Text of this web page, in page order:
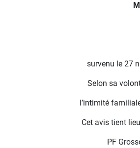
survenu le 27
Selon sa
l’intimité
Cet avis tient
PF